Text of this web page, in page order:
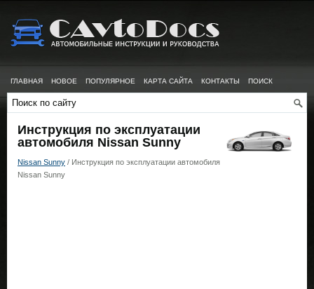
ГЛАВНАЯ НОВОЕ ПОПУЛЯРНОЕ КАРТА САЙТА КОНТАКТЫ ПОИСК
Инструкция по эксплуатации
автомобиля Nissan Sunny
Nissan Sunny / Инструкция по эксплуатации автомобиля
Nissan Sunny